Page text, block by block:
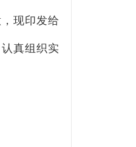
现印发给
真组织实